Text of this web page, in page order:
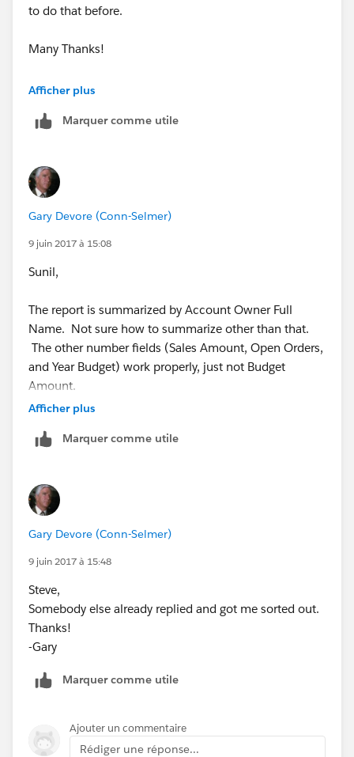
to do that before.
Many Thanks!
-Gary
Afficher plus
Marquer comme utile
Gary Devore (Conn-Selmer)
9 juin 2017 à 15:08
Sunil,
The report is summarized by Account Owner Full
Name. Not sure how to summarize other than that.
The other number fields (Sales Amount, Open Orders,
and Year Budget) work properly, just not Budget
Amount.
me choose the other three number fields but not
Budget Amount.
Thanks,
Afficher plus
Marquer comme utile
Gary Devore (Conn-Selmer)
9 juin 2017 à 15:48
Steve,
Somebody else already replied and got me sorted out.
Thanks!
-Gary
Marquer comme utile
Ajouter un commentaire
Rédiger une réponse...